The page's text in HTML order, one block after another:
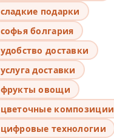
сладкие подарки
софья болгария
удобство доставки
услуга доставки
фрукты овощи
цветочные композиции
цифровые технологии